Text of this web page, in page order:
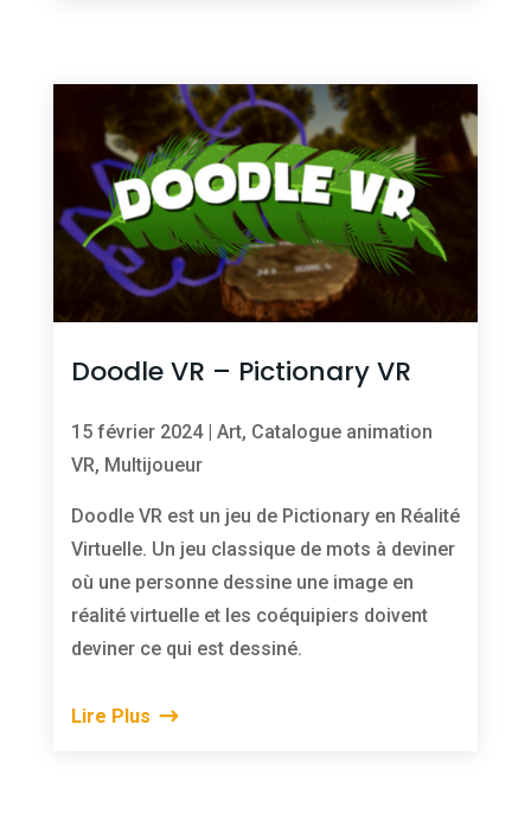
Doodle VR – Pictionary VR
15 février 2024| Art, Catalogue animation
VR, Multijoueur
Doodle VR est un jeu de Pictionary en Réalité
Virtuelle. Un jeu classique de mots à deviner
où une personne dessine une image en
réalité virtuelle et les coéquipiers doivent
deviner ce qui est dessiné.
Lire Plus